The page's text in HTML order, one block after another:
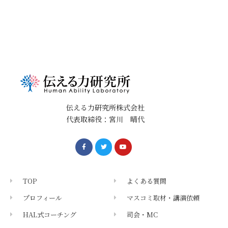
伝える力研究所株式会社
代表取締役：宮川 晴代
TOP
プロフィール
HAL式コーチング
よくある質問
マスコミ取材・講演依頼
司会・MC